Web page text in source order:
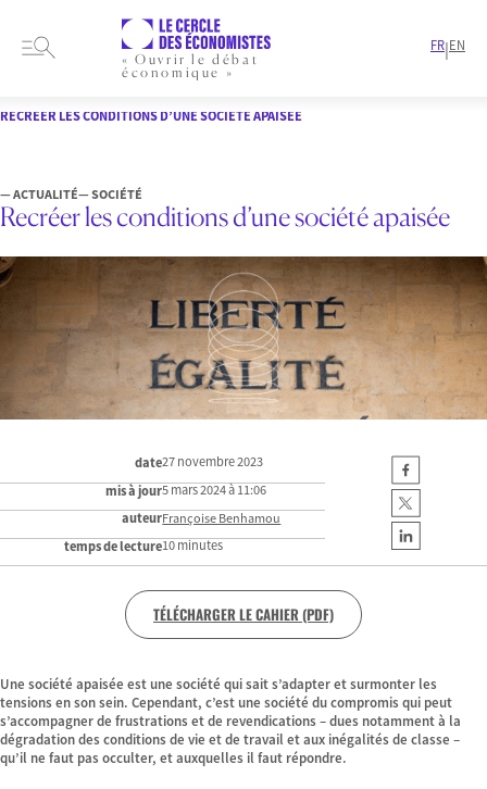
« Ouvrir le débat
économique »
FR|EN
RECRÉER LES CONDITIONS D’UNE SOCIÉTÉ APAISÉE
— ACTUALITÉ— SOCIÉTÉ
Recréer les conditions d’une société apaisée
date27 novembre 2023
mis à jour5 mars 2024 à 11:06
auteurFrançoise Benhamou
temps de lecture10 minutes
TÉLÉCHARGER LE CAHIER (PDF)
Une société apaisée est une société qui sait s’adapter et surmonter les
tensions en son sein. Cependant, c’est une société du compromis qui peut
s’accompagner de frustrations et de revendications – dues notamment à la
dégradation des conditions de vie et de travail et aux inégalités de classe –
qu’il ne faut pas occulter, et auxquelles il faut répondre.